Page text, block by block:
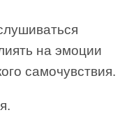
на эмоции
самочувствия.